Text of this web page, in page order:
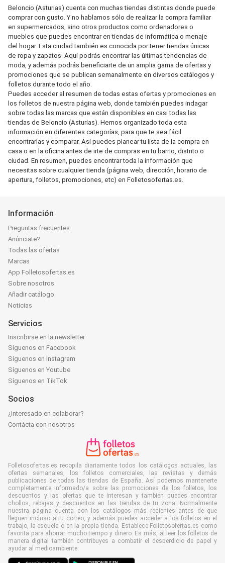
Beloncio (Asturias) cuenta con muchas tiendas distintas donde puede
comprar con gusto. Y no hablamos sólo de realizar la compra familiar
en supermercados, sino otros productos como ordenadores o
muebles que puedes encontrar en tiendas de informática o menaje
del hogar. Esta ciudad también es conocida por tener tiendas únicas
de ropa y zapatos. Aquí podrás encontrar las últimas tendencias de
moda, y además podrás beneficiarte de un amplia gama de ofertas y
promociones que se publican semanalmente en diversos catálogos y
folletos durante todo el año.
Puedes acceder al resumen de todas estas ofertas y promociones en
los folletos de nuestra página web, donde también puedes indagar
sobre todas las marcas que están disponibles en casi todas las
tiendas de Beloncio (Asturias). Hemos organizado toda esta
información en diferentes categorías, para que te sea fácil
encontrarlas y comparar. Así puedes planear tu lista de la compra en
casa o en la oficina antes de irte de compras en tu barrio, distrito o
ciudad. En resumen, puedes encontrar toda la información que
necesitas sobre cualquier tienda (página web, dirección, horario de
apertura, folletos, promociones, etc) en Folletosofertas.es.
Información
Preguntas frecuentes
Anúnciate?
Todas las ofertas
Marcas
App Folletosofertas.es
Sobre nosotros
Añadir catálogo
Noticias
Servicios
Inscribirse en la newsletter
Síguenos en Facebook
Síguenos en Instagram
Síguenos en Youtube
Síguenos en TikTok
Socios
¿Interesado en colaborar?
Contácta con nosotros
Folletosofertas.es recopila diariamente todos los catálogos actuales, las
ofertas semanales, los folletos comerciales, las revistas y demás
publicaciones de todas las tiendas de España. Así podemos mantenerte
completamente informado/a sobre las promociones de los folletos, los
descuentos y las ofertas que te interesan y también puedes encontrar
chollos, rebajas y descuentos en las tiendas de tu zona. Normalmente
nuestra página cuenta con los catálogos más recientes antes de que
lleguen incluso a tu correo, y además puedes acceder a los folletos en el
trabajo, la escuela o en la propia tienda. Establece Folletosofertas.es como
favorita para ahorrar mucho tiempo y dinero. Es más, al leer los folletos de
manera digital también contribuyes a combatir el desperdicio de papel y
ayudar al medioambiente.